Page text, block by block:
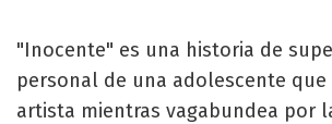
"Inocente" es una historia de
personal de una adolescente que
artista mientras vagabundea por